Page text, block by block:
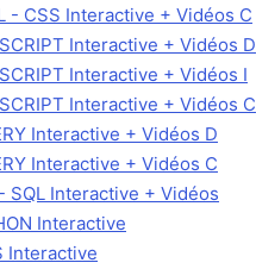
- CSS Interactive + Vidéos C
Interactive + Vidéos D
Interactive + Vidéos I
Interactive + Vidéos C
Interactive + Vidéos D
Interactive + Vidéos C
SQL Interactive + Vidéos
Interactive
Interactive